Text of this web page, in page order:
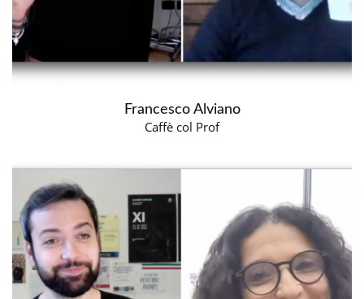
Francesco Alviano
Caffè col Prof